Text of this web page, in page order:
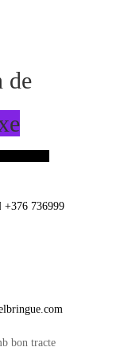
de
+376 736999
bon tracte